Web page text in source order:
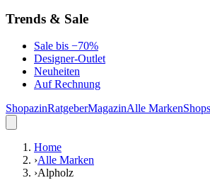
Trends & Sale
Sale bis −70%
Designer-Outlet
Neuheiten
Auf Rechnung
ShopazinRatgeberMagazinAlle MarkenShops
Home
›Alle Marken
›Alpholz